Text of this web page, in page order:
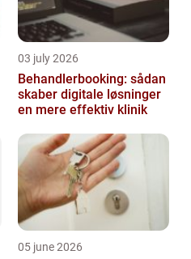
03 july 2026
Behandlerbooking: sådan
skaber digitale løsninger
en mere effektiv klinik
05 june 2026